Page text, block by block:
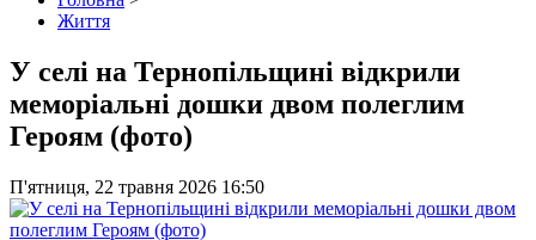
Життя
У селі на Тернопільщині відкрили
меморіальні дошки двом полеглим
Героям (фото)
П'ятниця, 22 травня 2026 16:50